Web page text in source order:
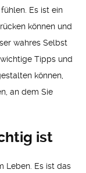
Es ist ein
können und
wahres Selbst
Tipps und
können,
an dem Sie
ist
Leben. Es ist das